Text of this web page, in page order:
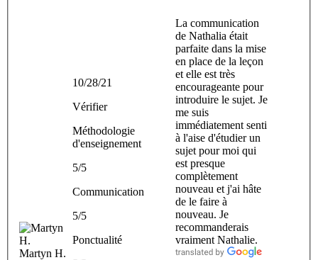
Martyn H.
10/28/21
Vérifier
Méthodologie
d'enseignement
5/5
Communication
5/5
Ponctualité
La communication
de Nathalia était
parfaite dans la mise
en place de la leçon
et elle est très
encourageante pour
introduire le sujet. Je
me suis
immédiatement senti
à l'aise d'étudier un
sujet pour moi qui
est presque
complètement
nouveau et j'ai hâte
de le faire à
nouveau. Je
recommanderais
vraiment Nathalie.